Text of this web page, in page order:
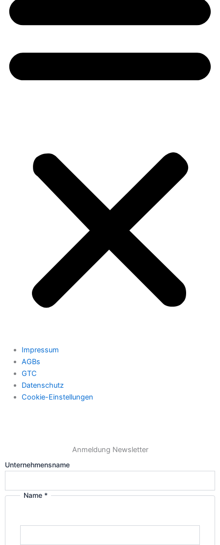
Impressum
AGBs
GTC
Datenschutz
Cookie-Einstellungen
Anmeldung Newsletter
Unternehmensname
Name *